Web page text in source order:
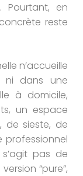
Pourtant, en
reste
n’accueille
ni dans une
à domicile,
un espace
de sieste, de
professionnel
pas de
“pure”,